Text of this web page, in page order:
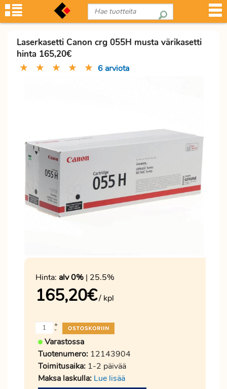
Laserkasetti Canon crg 055H musta värikasetti
hinta 165,20€
★ ★ ★ ★ ★ 6 arviota
Hinta: alv 0% | 25.5%
165,20€/ kpl
-
+
Varastossa
Tuotenumero: 12143904
Toimitusaika: 1-2 päivää
Maksa laskulla: Lue lisää